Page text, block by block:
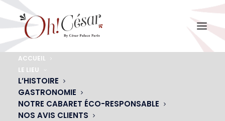
ACCUEIL
LE LIEU
L’HISTOIRE
GASTRONOMIE
NOTRE CABARET ÉCO-RESPONSABLE
NOS AVIS CLIENTS
Accueil Chloé Gardiol